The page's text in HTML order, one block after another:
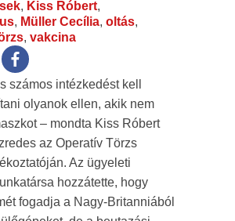
, Kiss Róbert,
, Müller Cecília, oltás,
, vakcina
számos intézkedést kell
olyanok ellen, akik nem
– mondta Kiss Róbert
az Operatív Törzs
Az ügyeleti
hozzátette, hogy
fogadja a Nagy-Britanniából